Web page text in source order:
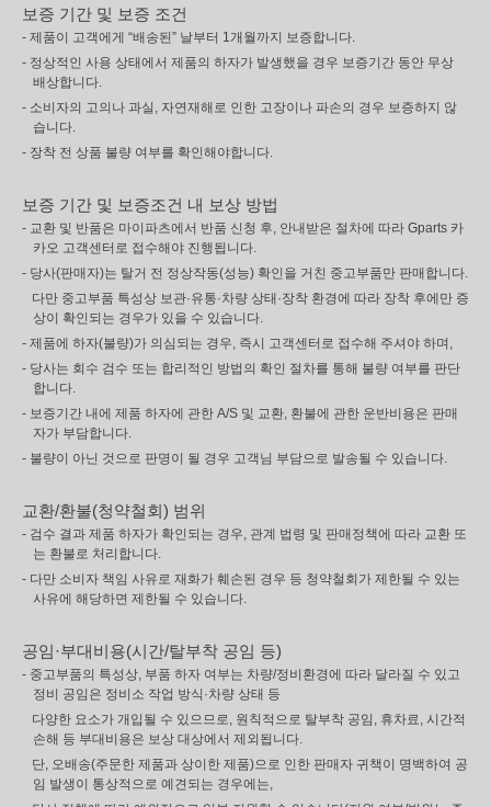
보증 기간 및 보증 조건
- 제품이 고객에게 “배송된” 날부터 1개월까지 보증합니다.
- 정상적인 사용 상태에서 제품의 하자가 발생했을 경우 보증기간 동안 무상
배상합니다.
- 소비자의 고의나 과실, 자연재해로 인한 고장이나 파손의 경우 보증하지 않
습니다.
- 장착 전 상품 불량 여부를 확인해야합니다.
보증 기간 및 보증조건 내 보상 방법
- 교환 및 반품은 마이파츠에서 반품 신청 후, 안내받은 절차에 따라 Gparts 카
카오 고객센터로 접수해야 진행됩니다.
- 당사(판매자)는 탈거 전 정상작동(성능) 확인을 거친 중고부품만 판매합니다.
다만 중고부품 특성상 보관·유통·차량 상태·장착 환경에 따라 장착 후에만 증
상이 확인되는 경우가 있을 수 있습니다.
- 제품에 하자(불량)가 의심되는 경우, 즉시 고객센터로 접수해 주셔야 하며,
- 당사는 회수 검수 또는 합리적인 방법의 확인 절차를 통해 불량 여부를 판단
합니다.
- 보증기간 내에 제품 하자에 관한 A/S 및 교환, 환불에 관한 운반비용은 판매
자가 부담합니다.
- 불량이 아닌 것으로 판명이 될 경우 고객님 부담으로 발송될 수 있습니다.
교환/환불(청약철회) 범위
- 검수 결과 제품 하자가 확인되는 경우, 관계 법령 및 판매정책에 따라 교환 또
는 환불로 처리합니다.
- 다만 소비자 책임 사유로 재화가 훼손된 경우 등 청약철회가 제한될 수 있는
사유에 해당하면 제한될 수 있습니다.
공임·부대비용(시간/탈부착 공임 등)
- 중고부품의 특성상, 부품 하자 여부는 차량/정비환경에 따라 달라질 수 있고
정비 공임은 정비소 작업 방식·차량 상태 등
다양한 요소가 개입될 수 있으므로, 원칙적으로 탈부착 공임, 휴차료, 시간적
손해 등 부대비용은 보상 대상에서 제외됩니다.
단, 오배송(주문한 제품과 상이한 제품)으로 인한 판매자 귀책이 명백하여 공
임 발생이 통상적으로 예견되는 경우에는,